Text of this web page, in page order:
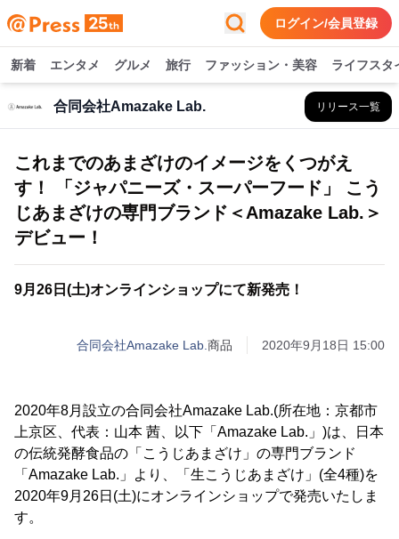
ログイン/会員登録
新着 エンタメ グルメ 旅行 ファッション・美容 ライフスタ
合同会社Amazake Lab. リリース一覧
これまでのあまざけのイメージをくつがえ
す！ 「ジャパニーズ・スーパーフード」 こう
じあまざけの専門ブランド＜Amazake Lab.＞
デビュー！
9月26日(土)オンラインショップにて新発売！
合同会社Amazake Lab. 商品 2020年9月18日 15:00
2020年8月設立の合同会社Amazake Lab.(所在地：京都市
上京区、代表：山本 茜、以下「Amazake Lab.」)は、日本
の伝統発酵食品の「こうじあまざけ」の専門ブランド
「Amazake Lab.」より、「生こうじあまざけ」(全4種)を
2020年9月26日(土)にオンラインショップで発売いたしま
す。